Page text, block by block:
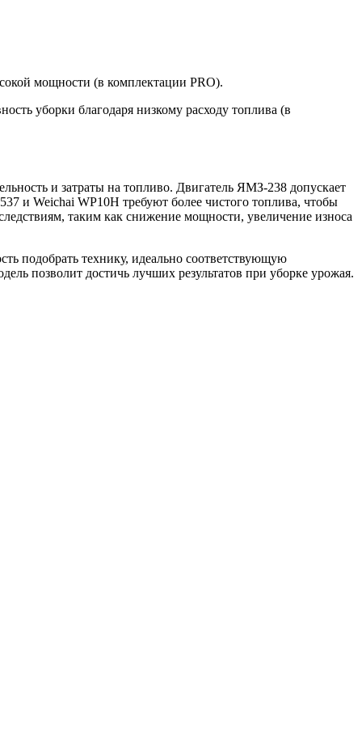
мощности (в комплектации PRO).
уборки благодаря низкому расходу топлива (в
и затраты на топливо. Двигатель ЯМЗ-238 допускает
и Weichai WP10H требуют более чистого топлива, чтобы
таким как снижение мощности, увеличение износа
подобрать технику, идеально соответствующую
позволит достичь лучших результатов при уборке урожая.